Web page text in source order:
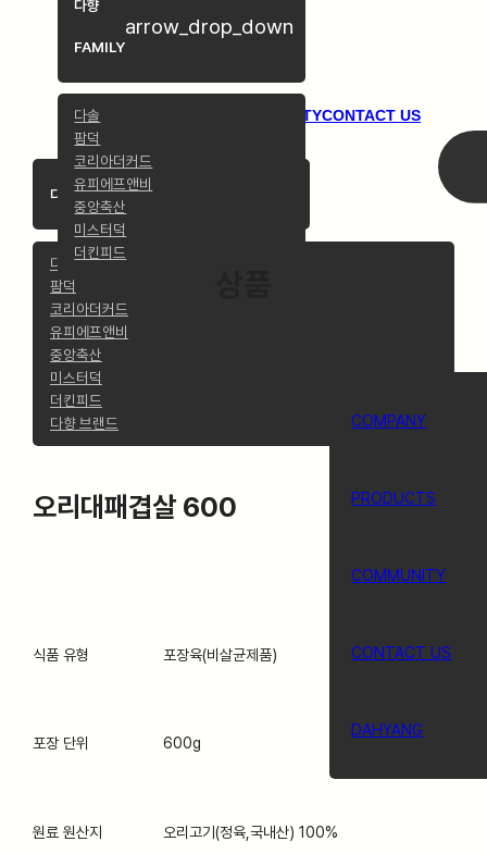
COMPANY COMMUNITYCONTACT US
다향 FAMILYarrow_drop_down
다솔
팜덕
코리아더커드
유피에프앤비
중앙축산
미스터덕
더킨피드
다향 브랜드
다향
FAMILY
arrow_drop_down
다솔
팜덕
코리아더커드
유피에프앤비
중앙축산
미스터덕
더킨피드
COMPANY
PRODUCTS
COMMUNITY
CONTACT US
DAHYANG
오리대패겹살 600
식품 유형 포장육(비살균제품)
포장 단위 600g
원료 원산지 오리고기(정육,국내산) 100%